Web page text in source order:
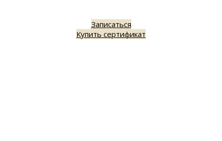
Записаться
Купить сертификат